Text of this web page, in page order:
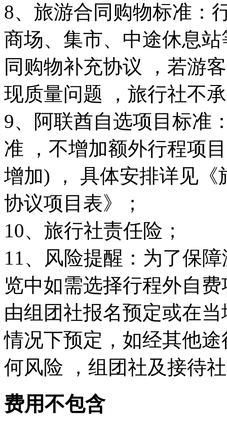
8、旅游合同购物标准：
商场、集市、中途休息
同购物补充协议 ，若游
现质量问题 ，旅行社不
9、阿联酋自选项目标准
准 ，不增加额外行程项
增加) ， 具体安排详见
协议项目表》；
10、旅行社责任险；
11、风险提醒：为了保
览中如需选择行程外自
由组团社报名预定或在
情况下预定，如经其他
何风险 ，组团社及接待
费用不包含